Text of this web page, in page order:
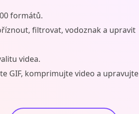
formátů.
filtrovat, vodoznak a upravit
videa.
GIF, komprimujte video a upravujte